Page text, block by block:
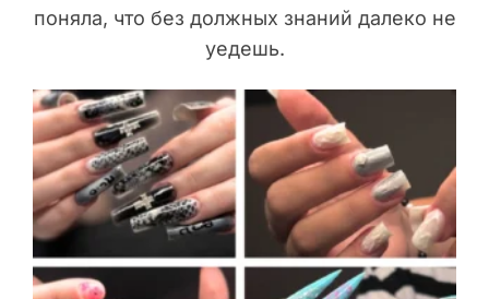
поняла, что без должных знаний далеко не
уедешь.